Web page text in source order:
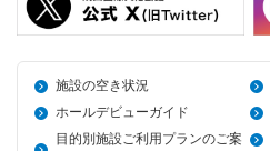
施設の空き状況
ホールデビューガイド
目的別施設ご利用プランのご案